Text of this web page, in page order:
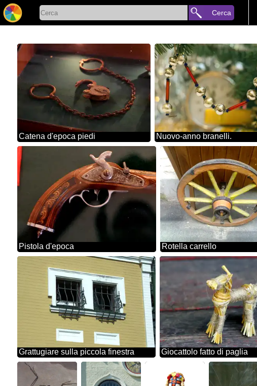
Cerca
Catena d'epoca piedi Nuovo-anno branelli.
Pistola d'epoca Rotella carrello
Grattugiare sulla piccola finestra Giocattolo fatto di paglia